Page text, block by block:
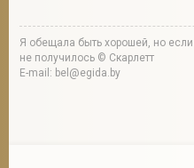
Я обещала быть хорошей, но
не получилось © Скарлетт
E-mail: bel@egida.by